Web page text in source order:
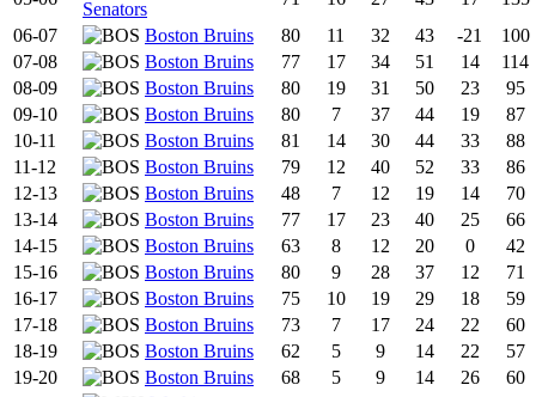
Senators
06-07
Boston Bruins 80 11 32 43 -21
100
07-08
Boston Bruins 77 17 34 51 14
114
08-09
Boston Bruins 80 19 31 50 23
95
09-10
Boston Bruins 80 7 37 44 19
87
10-11
Boston Bruins 81 14 30 44 33
88
11-12
Boston Bruins 79 12 40 52 33
86
12-13
Boston Bruins 48 7 12 19 14
70
13-14
Boston Bruins 77 17 23 40 25
66
14-15
Boston Bruins 63 8 12 20 0
42
15-16
Boston Bruins 80 9 28 37 12
71
16-17
Boston Bruins 75 10 19 29 18
59
17-18
Boston Bruins 73 7 17 24 22
60
18-19
Boston Bruins 62 5 9 14 22
57
19-20
Boston Bruins 68 5 9 14 26
60